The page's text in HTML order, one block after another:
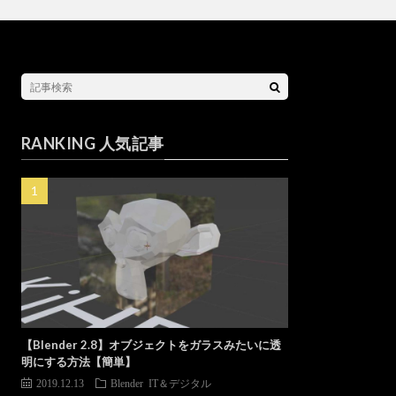
RANKING 人気記事
【Blender 2.8】オブジェクトをガラスみたいに透
明にする方法【簡単】
2019.12.13 Blender IT＆デジタル